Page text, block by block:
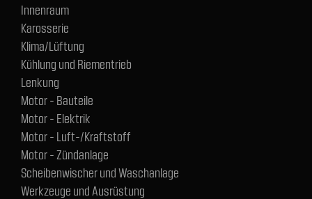
Innenraum
Karosserie
Klima/Lüftung
Kühlung und Riementrieb
Lenkung
Motor - Bauteile
Motor - Elektrik
Motor - Luft-/Kraftstoff
Motor - Zündanlage
Scheibenwischer und Waschanlage
Werkzeuge und Ausrüstung